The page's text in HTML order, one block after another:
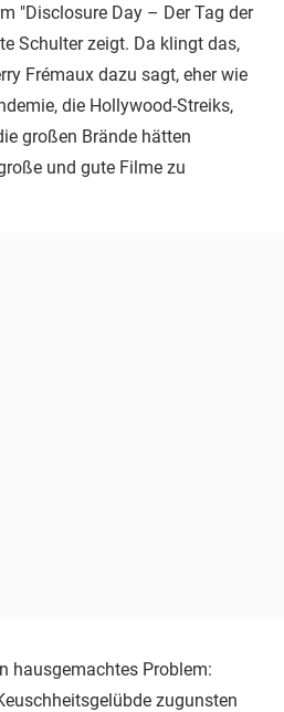
"Disclosure Day – Der Tag der
Schulter zeigt. Da klingt das,
Frémaux dazu sagt, eher wie
die Hollywood-Streiks,
großen Brände hätten
und gute Filme zu
hausgemachtes Problem:
zugunsten